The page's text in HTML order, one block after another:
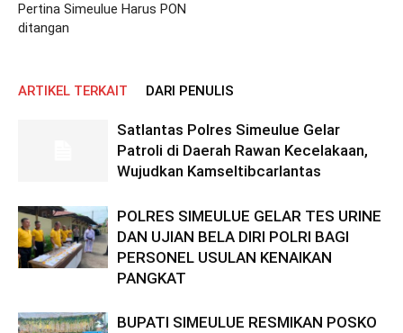
Pertina Simeulue Harus PON
ditangan
ARTIKEL TERKAIT DARI PENULIS
Satlantas Polres Simeulue Gelar
Patroli di Daerah Rawan Kecelakaan,
Wujudkan Kamseltibcarlantas
POLRES SIMEULUE GELAR TES URINE
DAN UJIAN BELA DIRI POLRI BAGI
PERSONEL USULAN KENAIKAN
PANGKAT
BUPATI SIMEULUE RESMIKAN POSKO